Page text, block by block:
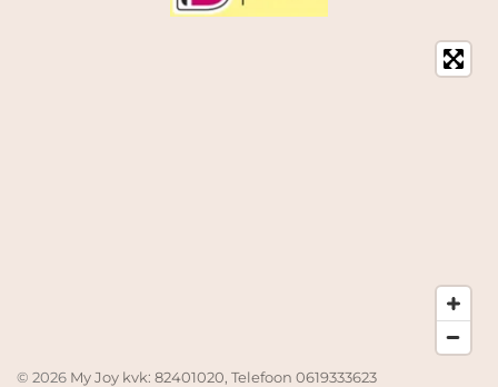
© 2026 My Joy kvk: 82401020, Telefoon 0619333623